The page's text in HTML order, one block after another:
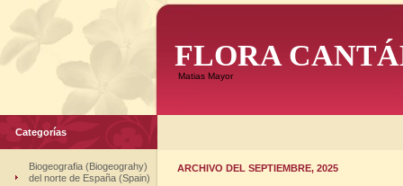
FLORA
Matias Mayor
Categorías
Biogeografia (Biogeograhy)
del norte de España (Spain)
ARCHIVO DEL SEPTIEMBRE, 2025